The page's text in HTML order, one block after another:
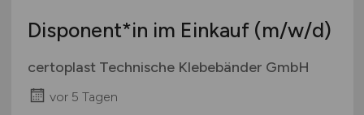
Disponent*in im Einkauf (m/w/d)
certoplast Technische Klebebänder GmbH
vor 5 Tagen